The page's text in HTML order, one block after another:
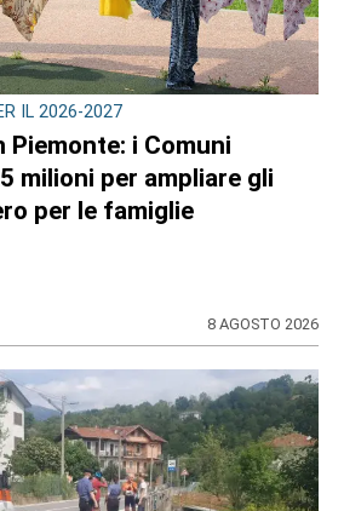
IL 2026-2027
Piemonte: i Comuni
milioni per ampliare gli
per le famiglie
8 AGOSTO 2026